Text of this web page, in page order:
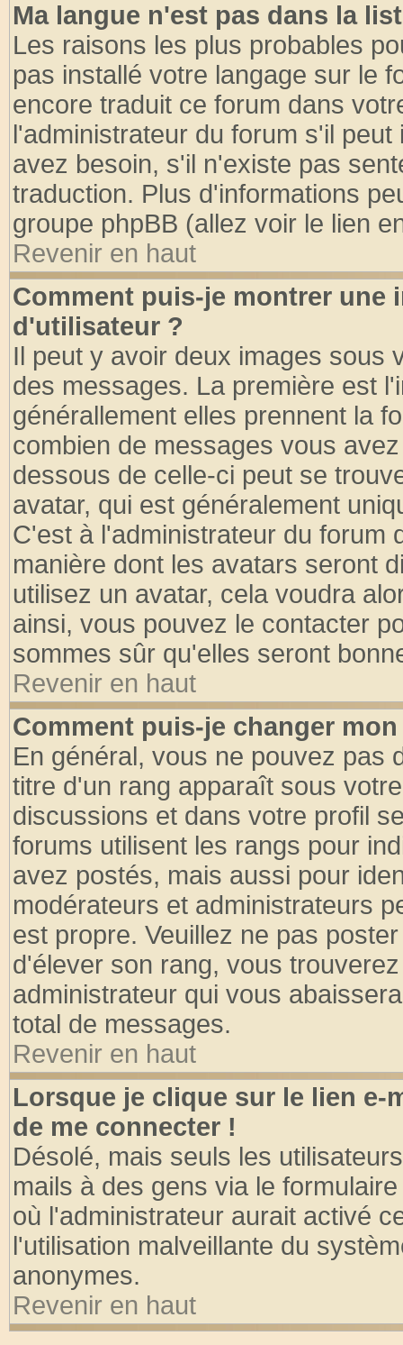
Ma langue n'est pas dans la
Les raisons les plus probables
pas installé votre langage sur le
encore traduit ce forum dans
l'administrateur du forum s'il
avez besoin, s'il n'existe pas
traduction. Plus d'informations
groupe phpBB (allez voir le lien
Revenir en haut
Comment puis-je montrer une
d'utilisateur ?
Il peut y avoir deux images sous
des messages. La première est
générallement elles prennent la
combien de messages vous
dessous de celle-ci peut se
avatar, qui est généralement
C'est à l'administrateur du forum
manière dont les avatars seront
utilisez un avatar, cela voudra
ainsi, vous pouvez le contacter
sommes sûr qu'elles seront
Revenir en haut
Comment puis-je changer
En général, vous ne pouvez pas
titre d'un rang apparaît sous
discussions et dans votre profil
forums utilisent les rangs pour
avez postés, mais aussi pour
modérateurs et administrateurs
est propre. Veuillez ne pas
d'élever son rang, vous
administrateur qui vous
total de messages.
Revenir en haut
Lorsque je clique sur le lien e-
de me connecter !
Désolé, mais seuls les
mails à des gens via le
où l'administrateur aurait activé
l'utilisation malveillante du
anonymes.
Revenir en haut